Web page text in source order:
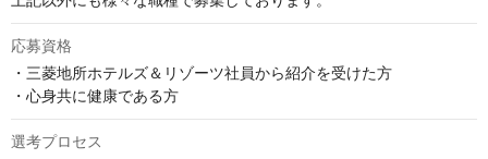
応募資格
・三菱地所ホテルズ＆リゾーツ社員から紹介を受けた方
・心身共に健康である方
選考プロセス